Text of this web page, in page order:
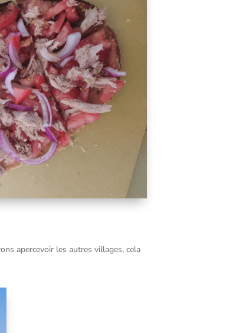
apercevoir les autres villages, cela